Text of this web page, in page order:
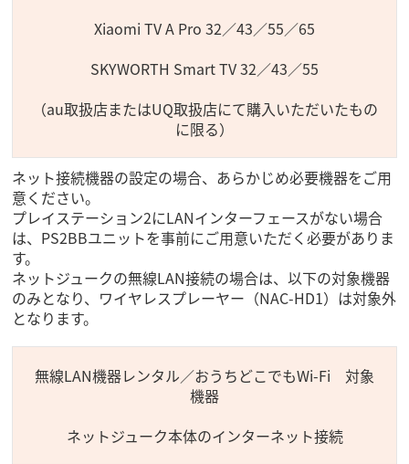
Xiaomi TV A Pro 32／43／55／65
SKYWORTH Smart TV 32／43／55
（au取扱店またはUQ取扱店にて購入いただいたもの
に限る）
ネット接続機器の設定の場合、あらかじめ必要機器をご用
意ください。
プレイステーション2にLANインターフェースがない場合
は、PS2BBユニットを事前にご用意いただく必要がありま
す。
ネットジュークの無線LAN接続の場合は、以下の対象機器
のみとなり、ワイヤレスプレーヤー（NAC-HD1）は対象外
となります。
無線LAN機器レンタル／おうちどこでもWi-Fi 対象
機器
ネットジューク本体のインターネット接続